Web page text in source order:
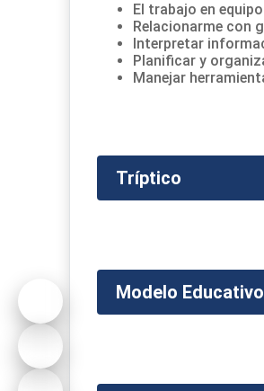
El trabajo en
Relacionarme con
Interpretar
Planificar y
Manejar
Tríptico
Modelo